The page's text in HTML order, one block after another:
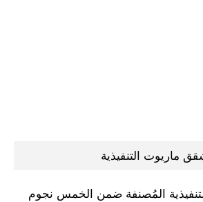
ماريوت التنفيذية
المُصنفة ضمن الخمس نجوم